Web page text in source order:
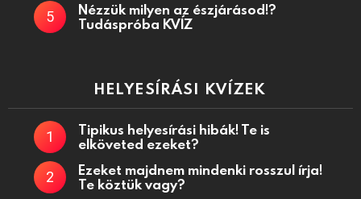
Nézzük milyen az észjárásod!?
Tudáspróba KVÍZ
HELYESÍRÁSI KVÍZEK
Tipikus helyesírási hibák! Te is
elköveted ezeket?
Ezeket majdnem mindenki rosszul írja!
Te köztük vagy?